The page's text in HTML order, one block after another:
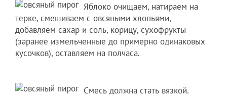
Яблоко очищаем, натираем на
терке, смешиваем с овсяными хлопьями,
добавляем сахар и соль, корицу, сухофрукты
(заранее измельченные до примерно одинаковых
кусочков), оставляем на полчаса.
Смесь должна стать вязкой.